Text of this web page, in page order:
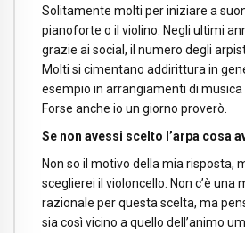
Solitamente molti per iniziare a
pianoforte o il violino. Negli ultimi
grazie ai social, il numero degli
Molti si cimentano addirittura in
esempio in arrangiamenti di musica
Forse anche io un giorno proverò.
Se non avessi scelto l’arpa cosa
Non so il motivo della mia risposta,
sceglierei il violoncello. Non c’è una
razionale per questa scelta, ma
sia così vicino a quello dell’animo